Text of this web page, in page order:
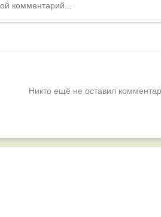
Никто ещё не оставил